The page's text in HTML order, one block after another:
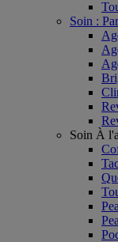
Soin :
Soin À